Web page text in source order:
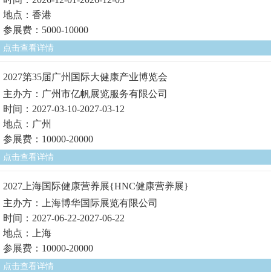
地点：香港
参展费：5000-10000
点击查看详情
2027第35届广州国际大健康产业博览会
主办方：广州市亿帆展览服务有限公司
时间：2027-03-10-2027-03-12
地点：广州
参展费：10000-20000
点击查看详情
2027上海国际健康营养展{HNC健康营养展}
主办方：上海博华国际展览有限公司
时间：2027-06-22-2027-06-22
地点：上海
参展费：10000-20000
点击查看详情